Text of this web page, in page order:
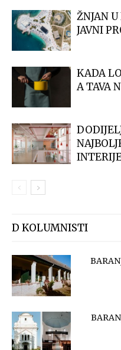
ŽNJAN
JAVNI
KADA
A TAVA
D KOLUMNISTI